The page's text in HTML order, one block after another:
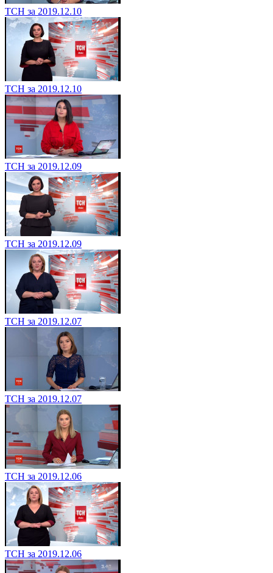
ТСН за 2019.12.10
ТСН за 2019.12.10
ТСН за 2019.12.09
ТСН за 2019.12.09
ТСН за 2019.12.07
ТСН за 2019.12.07
ТСН за 2019.12.06
ТСН за 2019.12.06